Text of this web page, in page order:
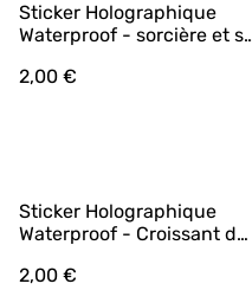
Sticker Holographique
Waterproof - sorcière et
2,00 €
Sticker Holographique
Waterproof - Croissant de
2,00 €